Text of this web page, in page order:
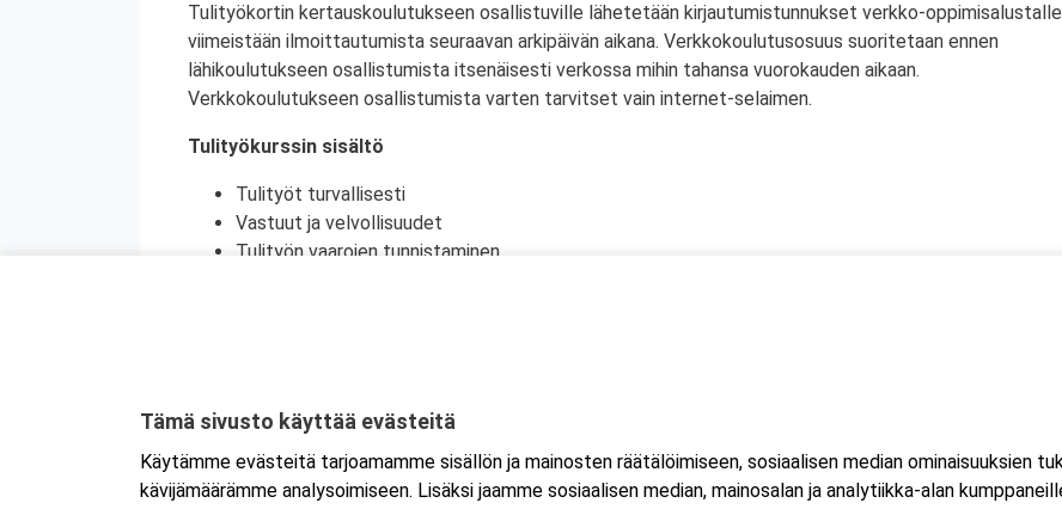
Tulityökortin kertauskoulutukseen osallistuville lähetetään kirjautumistunnukset verkko-oppimisalustalle
viimeistään ilmoittautumista seuraavan arkipäivän aikana. Verkkokoulutusosuus suoritetaan ennen
lähikoulutukseen osallistumista itsenäisesti verkossa mihin tahansa vuorokauden aikaan.
Verkkokoulutukseen osallistumista varten tarvitset vain internet-selaimen.
Tulityökurssin sisältö
Tulityöt turvallisesti
Vastuut ja velvollisuudet
Tulityön vaarojen tunnistaminen
Tulityökortti on voimassa viisi vuotta. Tulityökortti on voimassa Suomen lisäksi myös Norjassa ja
Ruotsin tulityökoulutus uudistui heinäkuussa 2023, jonka seurauksena Suomessa myönnetty kortti ei ole
Ruotsissa enää pätevä.
Tämä sivusto käyttää evästeitä
Käytämme evästeitä tarjoamamme sisällön ja mainosten räätälöimiseen, sosiaalisen median ominaisuuksien
kävijämäärämme analysoimiseen. Lisäksi jaamme sosiaalisen median, mainosalan ja analytiikka-alan